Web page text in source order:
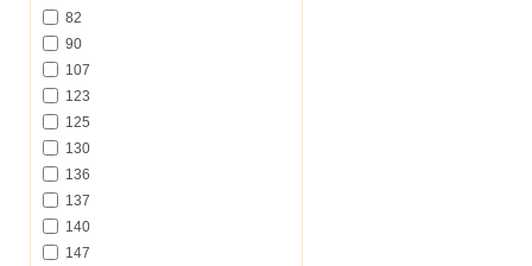
82
90
107
123
125
130
136
137
140
147